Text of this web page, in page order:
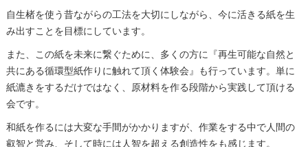
自生楮を使う昔ながらの工法を大切にしながら、 今に活きる紙を生
み出すことを目標にしています。
また、 この紙を未来に繋ぐために、多くの方に『再生可能な自然と
共にある循環型紙作りに触れて頂く体験会』 も行っています。単に
紙漉きをするだけではなく、 原材料を作る段階から実践して頂ける
会です。
和紙を作るには大変な手間がかかりますが、 作業をする中で人間の